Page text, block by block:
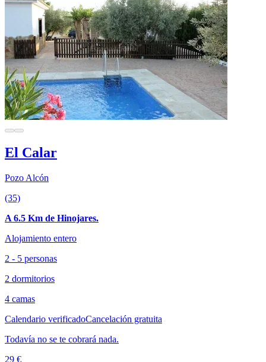
El Calar
Pozo Alcón
(35)
A 6.5 Km de Hinojares.
Alojamiento entero
2 - 5 personas
2 dormitorios
4 camas
Calendario verificadoCancelación gratuita
Todavía no se te cobrará nada.
29 €